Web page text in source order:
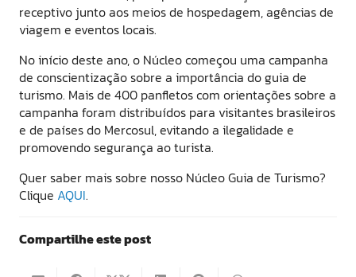
receptivo junto aos meios de hospedagem, agências de
viagem e eventos locais.
No início deste ano, o Núcleo começou uma campanha
de conscientização sobre a importância do guia de
turismo. Mais de 400 panfletos com orientações sobre a
campanha foram distribuídos para visitantes brasileiros
e de países do Mercosul, evitando a ilegalidade e
promovendo segurança ao turista.
Quer saber mais sobre nosso Núcleo Guia de Turismo?
Clique AQUI.
Compartilhe este post